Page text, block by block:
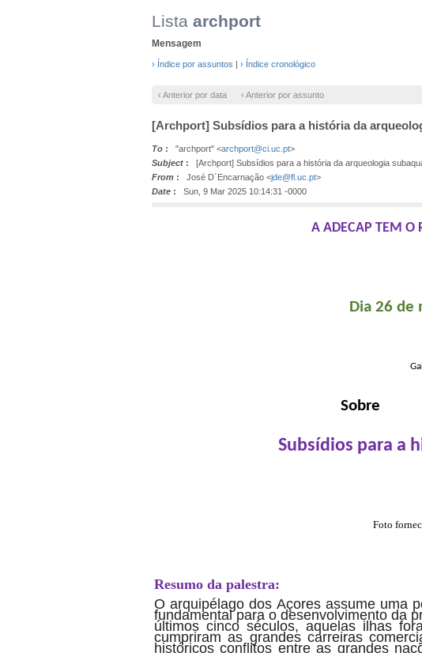
Lista archport
Mensagem
› Índice por assuntos | › Índice cronológico
‹ Anterior por data ‹ Anterior por assunto
[Archport] Subsídios para a história da
To : "archport" <archport@ci.uc.pt>
Subject : [Archport] Subsídios para a história da arqueologia
From : José D´Encarnação <jde@fl.uc.pt>
Date : Sun, 9 Mar 2025 10:14:31 -0000
A ADECAP TEM O
Dia 26 de
Sobre
Subsídios para a
Foto
Resumo da palestra:
O arquipélago dos Açores assume uma
fundamental para o desenvolvimento da
últimos cinco séculos, aquelas ilhas
cumpriram as grandes carreiras
históricos conflitos entre as grandes